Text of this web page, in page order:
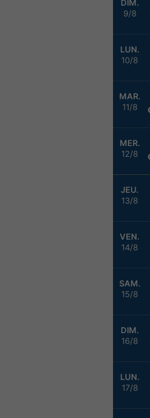
DIM.
9/8
LUN.
10/8
MAR.
11/8
MER.
12/8
JEU.
13/8
VEN.
14/8
SAM.
15/8
DIM.
16/8
LUN.
17/8